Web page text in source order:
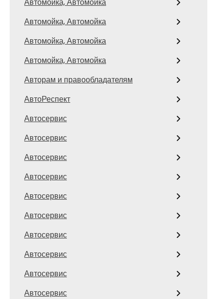
Автомойка, Автомойка
Автомойка, Автомойка
Автомойка, Автомойка
Авторам и правообладателям
АвтоРеспект
Автосервис
Автосервис
Автосервис
Автосервис
Автосервис
Автосервис
Автосервис
Автосервис
Автосервис
Автосервис